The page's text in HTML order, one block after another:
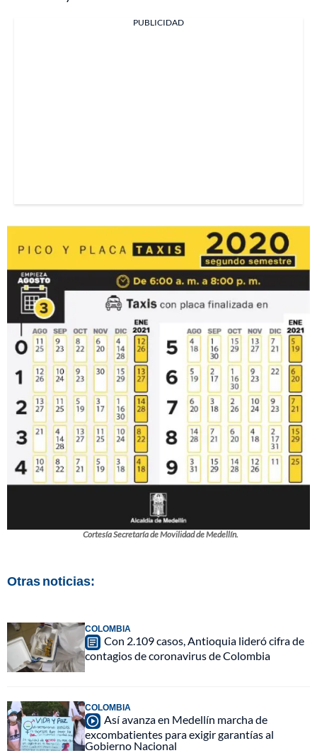
PUBLICIDAD
Cortesía Secretaría de Movilidad de Medellín.
Otras noticias:
COLOMBIA
Con 2.109 casos, Antioquia lideró cifra de
contagios de coronavirus de Colombia
COLOMBIA
Así avanza en Medellín marcha de
excombatientes para exigir garantías al
Gobierno Nacional